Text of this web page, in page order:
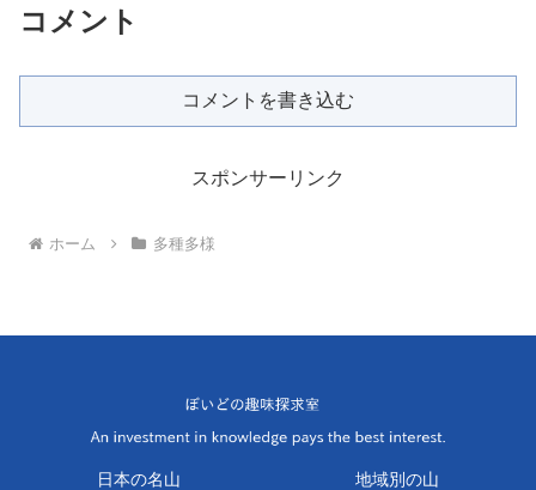
コメント
コメントを書き込む
スポンサーリンク
ホーム 多種多様
日本の名山
地域別の山